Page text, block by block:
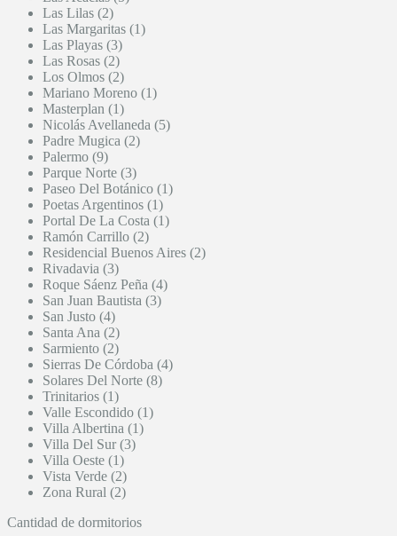
Las Lilas (2)
Las Margaritas (1)
Las Playas (3)
Las Rosas (2)
Los Olmos (2)
Mariano Moreno (1)
Masterplan (1)
Nicolás Avellaneda (5)
Padre Mugica (2)
Palermo (9)
Parque Norte (3)
Paseo Del Botánico (1)
Poetas Argentinos (1)
Portal De La Costa (1)
Ramón Carrillo (2)
Residencial Buenos Aires (2)
Rivadavia (3)
Roque Sáenz Peña (4)
San Juan Bautista (3)
San Justo (4)
Santa Ana (2)
Sarmiento (2)
Sierras De Córdoba (4)
Solares Del Norte (8)
Trinitarios (1)
Valle Escondido (1)
Villa Albertina (1)
Villa Del Sur (3)
Villa Oeste (1)
Vista Verde (2)
Zona Rural (2)
Cantidad de dormitorios